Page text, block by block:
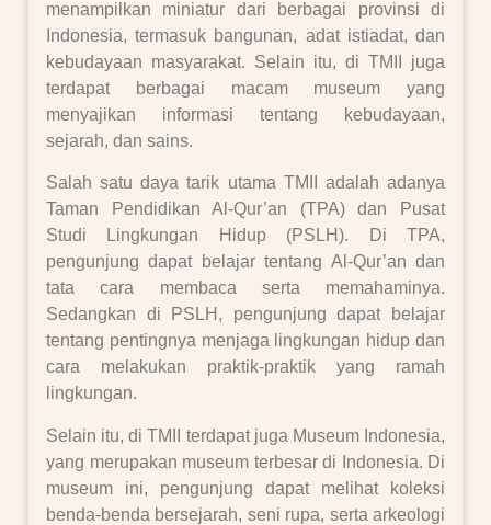
menampilkan miniatur dari berbagai provinsi di
Indonesia, termasuk bangunan, adat istiadat, dan
kebudayaan masyarakat. Selain itu, di TMII juga
terdapat berbagai macam museum yang
menyajikan informasi tentang kebudayaan,
sejarah, dan sains.
Salah satu daya tarik utama TMII adalah adanya
Taman Pendidikan Al-Qur’an (TPA) dan Pusat
Studi Lingkungan Hidup (PSLH). Di TPA,
pengunjung dapat belajar tentang Al-Qur’an dan
tata cara membaca serta memahaminya.
Sedangkan di PSLH, pengunjung dapat belajar
tentang pentingnya menjaga lingkungan hidup dan
cara melakukan praktik-praktik yang ramah
lingkungan.
Selain itu, di TMII terdapat juga Museum Indonesia,
yang merupakan museum terbesar di Indonesia. Di
museum ini, pengunjung dapat melihat koleksi
benda-benda bersejarah, seni rupa, serta arkeologi